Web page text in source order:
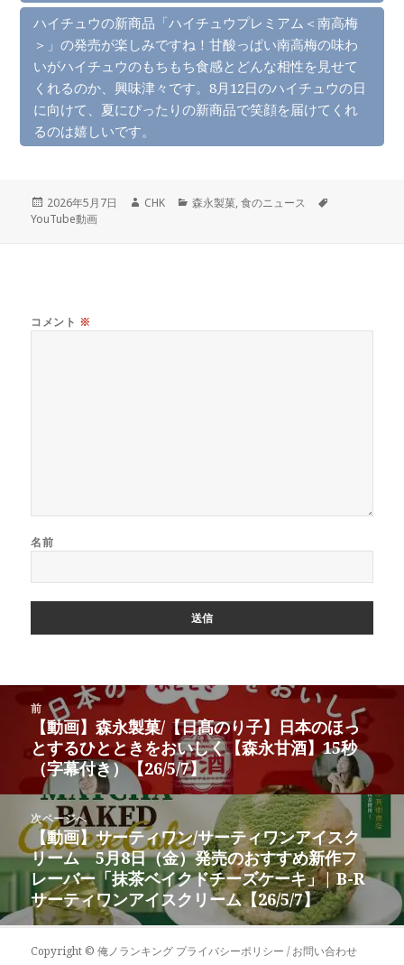
ハイチュウの新商品「ハイチュウプレミアム＜南高梅
＞」の発売が楽しみですね！甘酸っぱい南高梅の味わ
いがハイチュウのもちもち食感とどんな相性を見せて
くれるのか、興味津々です。8月12日のハイチュウの日
に向けて、夏にぴったりの新商品で笑顔を届けてくれ
るのは嬉しいです。
投
稿
2026年5月7日
作
CHK
カ
森永製菓,食のニュース
YouTube動画
コメント ※
名前
前
前
の
投
稿:
【動画】森永製菓/【日髙のり子】日本のほっ
とするひとときをおいしく【森永甘酒】15秒
（字幕付き）【26/5/7】
次ページへ
次
の
投
稿:
【動画】サーティワン/サーティワンアイスク
リーム 5月8日（金）発売のおすすめ新作フ
レーバー「抹茶ベイクドチーズケーキ」| B-R
サーティワンアイスクリーム【26/5/7】
Copyright ©俺ノランキング プライバシーポリシー / お問い合わせ